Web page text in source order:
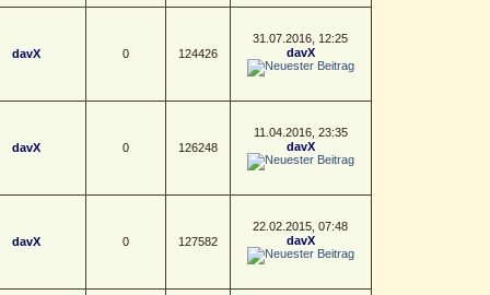
davX 0 124426
31.07.2016, 12:25
davX
davX 0 126248
11.04.2016, 23:35
davX
davX 0 127582
22.02.2015, 07:48
davX